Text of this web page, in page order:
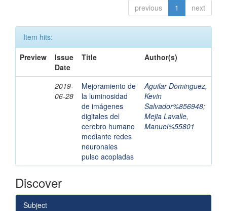
previous 1 next
Item hits:
Preview
Issue
Date
Title Author(s)
2019-
06-28
Mejoramiento de
la luminosidad
de imágenes
digitales del
cerebro humano
mediante redes
neuronales
pulso acopladas
Aguilar Dominguez,
Kevin
Salvador%856948;
Mejia Lavalle,
Manuel%55801
Discover
Subject